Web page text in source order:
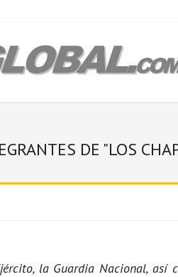
DE "LOS
la Guardia Nacional, así